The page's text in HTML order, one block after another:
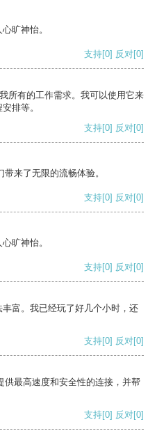
旷神怡。
支持[0] 反对[0]
所有的工作需求。我可以使用它来
排等。
支持[0] 反对[0]
来了无限的流畅体验。
支持[0] 反对[0]
旷神怡。
支持[0] 反对[0]
富。我已经玩了好几个小时，还
支持[0] 反对[0]
最高速度和安全性的连接，并帮
支持[0] 反对[0]